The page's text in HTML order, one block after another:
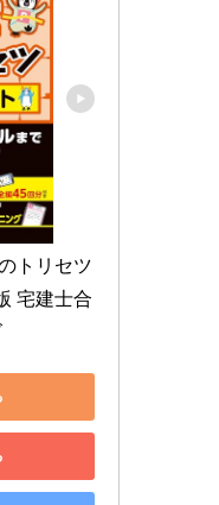
トリセツ
宅建士合